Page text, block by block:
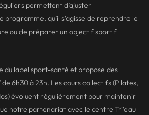
permettent d’ajuster
qu’il s’agisse de reprendre le
ou de préparer un objectif sportif
du label sport-santé et propose des
6h30 à 23h. Les cours collectifs (Pilates,
évoluent régulièrement pour maintenir
notre partenariat avec le centre Tri’eau